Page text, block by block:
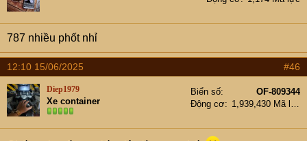
Ngoài ra, trên máy bay phản lực thân hẹp, các nghiên
cứu cho thấy rằng hành khách ngồi ở ghế giữa lối đi có
nhiều khả năng sống sót hơn.
Các nhà nghiên cứu tại Đại học Greenwich, Anh lại kết
luận rằng xác suất sống sót trong tai nạn máy bay dựa
vào tình huống tai nạn cụ thể hơn là vị trí ghế.
Theo: Hoàng Hà - VTC News
View attachment 9173830
787 nhiều phốt nhỉ
12:10 15/06/2025 #46
Diep1979
Xe container
Biển số
OF-809344
Động cơ
1,939,430 Mã lực